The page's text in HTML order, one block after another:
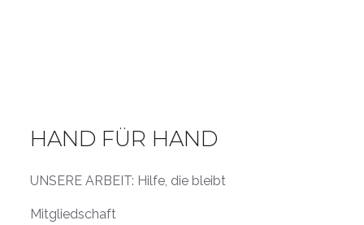
HAND FÜR HAND
UNSERE ARBEIT: Hilfe, die bleibt
Mitgliedschaft